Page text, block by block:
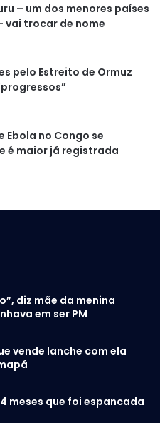
– um dos menores países
vai trocar de nome
pelo Estreito de Ormuz
Ebola no Congo se
é maior já registrada
diz mãe da menina
em ser PM
vende lanche com ela
meses que foi espancada